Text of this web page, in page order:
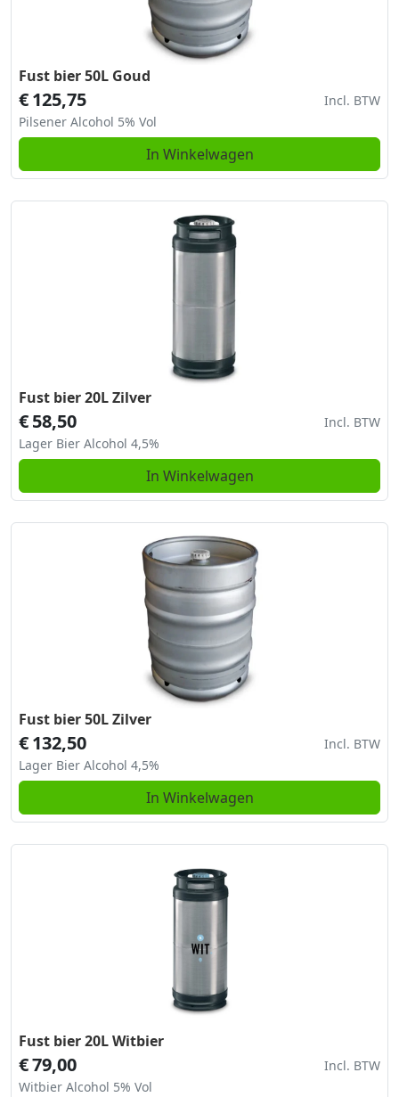
Fust bier 50L Goud
€125,75
Incl. BTW
Pilsener Alcohol 5% Vol
In Winkelwagen
Fust bier 20L Zilver
€58,50
Incl. BTW
Lager Bier Alcohol 4,5%
In Winkelwagen
Fust bier 50L Zilver
€132,50
Incl. BTW
Lager Bier Alcohol 4,5%
In Winkelwagen
Fust bier 20L Witbier
€79,00
Incl. BTW
Witbier Alcohol 5% Vol